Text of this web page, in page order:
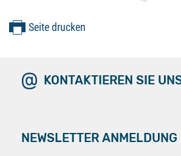
Seite drucken
KONTAKTIEREN SIE
NEWSLETTER ANMELDUNG